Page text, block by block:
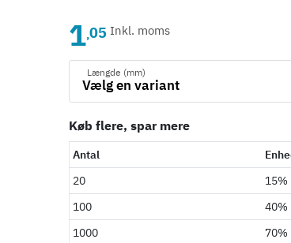
1,05 Inkl. moms
Længde (mm)
Køb flere, spar mere
Antal
20
15%
100
40%
1000
70%